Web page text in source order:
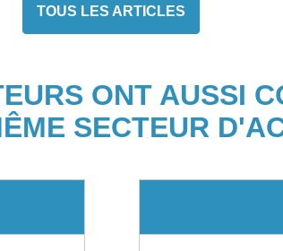
TOUS LES ARTICLES
ONT AUSSI
SECTEUR